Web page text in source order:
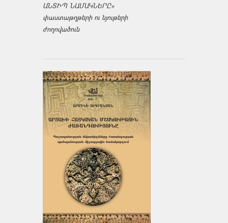
ԱՆՏԻՊ ՆԱՄԱԿՆԵՐԸ»
փաստաթղթերի ու նյութերի
ժողովածուն